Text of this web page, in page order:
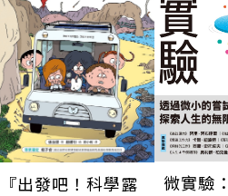
『出發吧！科學露
微實驗